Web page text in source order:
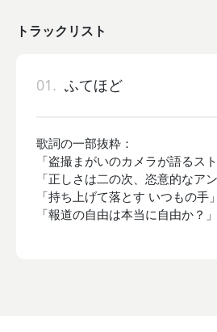
トラックリスト
01. ふてほど
歌詞の一部抜粋：
「盗撮まがいのカメラが語るス
「正しさは二の次、恣意的なアン
「持ち上げて落とす いつもの手」
「報道の自由は本当に自由か？」